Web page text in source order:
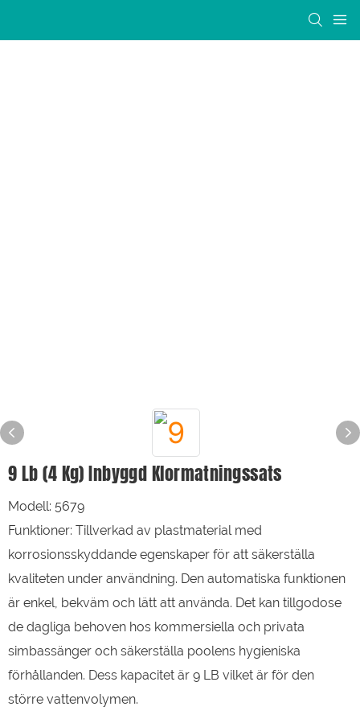
9 Lb (4 Kg) Inbyggd Klormatningssats
Modell: 5679
Funktioner: Tillverkad av plastmaterial med
korrosionsskyddande egenskaper för att säkerställa
kvaliteten under användning. Den automatiska funktionen
är enkel, bekväm och lätt att använda. Det kan tillgodose
de dagliga behoven hos kommersiella och privata
simbassänger och säkerställa poolens hygieniska
förhållanden. Dess kapacitet är 9 LB vilket är för den
större vattenvolymen.